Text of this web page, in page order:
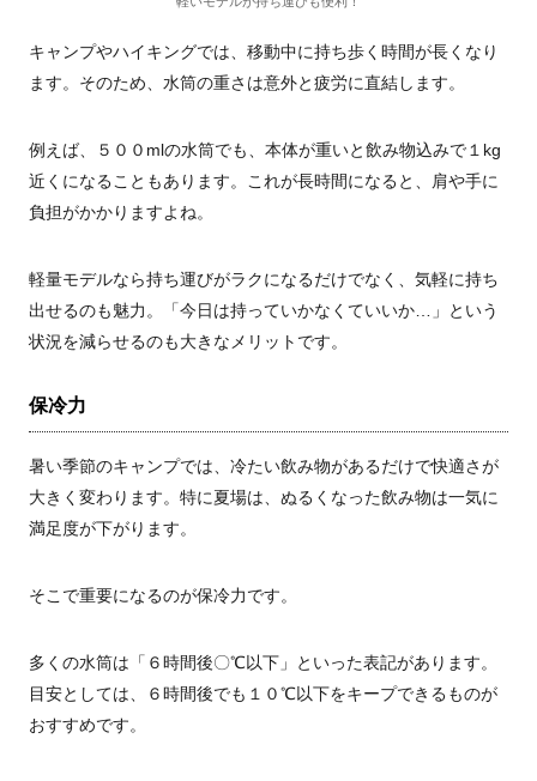
キャンプやハイキングでは、移動中に持ち歩く時間が長くなり
ます。そのため、水筒の重さは意外と疲労に直結します。
例えば、５００mlの水筒でも、本体が重いと飲み物込みで１kg
近くになることもあります。これが長時間になると、肩や手に
負担がかかりますよね。
軽量モデルなら持ち運びがラクになるだけでなく、気軽に持ち
出せるのも魅力。「今日は持っていかなくていいか…」という
状況を減らせるのも大きなメリットです。
保冷力
暑い季節のキャンプでは、冷たい飲み物があるだけで快適さが
大きく変わります。特に夏場は、ぬるくなった飲み物は一気に
満足度が下がります。
そこで重要になるのが保冷力です。
多くの水筒は「６時間後〇℃以下」といった表記があります。
目安としては、６時間後でも１０℃以下をキープできるものが
おすすめです。